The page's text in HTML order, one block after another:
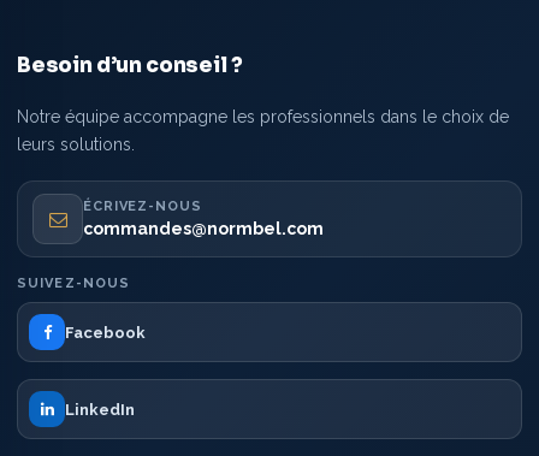
Besoin d’un conseil ?
Notre équipe accompagne les professionnels dans le choix de
leurs solutions.
ÉCRIVEZ-NOUS
commandes@normbel.com
SUIVEZ-NOUS
Facebook
LinkedIn